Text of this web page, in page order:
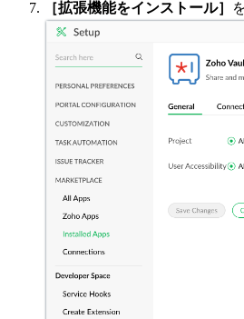
［拡張機能をインストール］